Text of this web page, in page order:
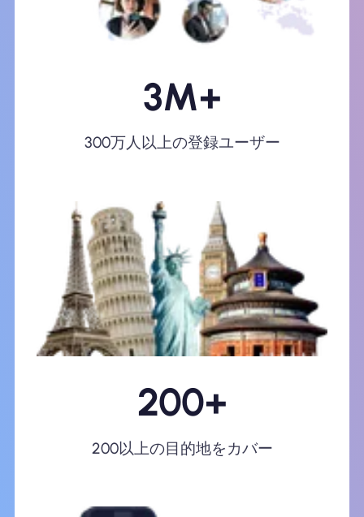
3M+
300万人以上の登録ユーザー
200+
200以上の目的地をカバー